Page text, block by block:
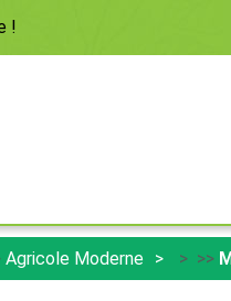
!
Agricole Moderne > >>